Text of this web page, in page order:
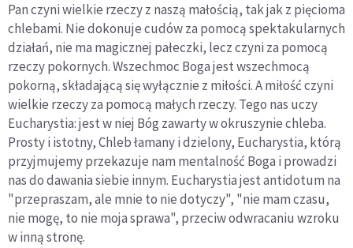
Pan czyni wielkie rzeczy z naszą małością, tak jak z pięcioma
chlebami. Nie dokonuje cudów za pomocą spektakularnych
działań, nie ma magicznej pałeczki, lecz czyni za pomocą
rzeczy pokornych. Wszechmoc Boga jest wszechmocą
pokorną, składającą się wyłącznie z miłości. A miłość czyni
wielkie rzeczy za pomocą małych rzeczy. Tego nas uczy
Eucharystia: jest w niej Bóg zawarty w okruszynie chleba.
Prosty i istotny, Chleb łamany i dzielony, Eucharystia, którą
przyjmujemy przekazuje nam mentalność Boga i prowadzi
nas do dawania siebie innym. Eucharystia jest antidotum na
"przepraszam, ale mnie to nie dotyczy", "nie mam czasu,
nie mogę, to nie moja sprawa", przeciw odwracaniu wzroku
w inną stronę.